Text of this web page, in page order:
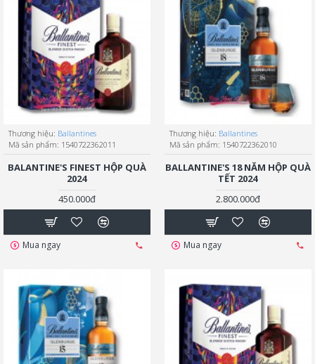
Thương hiệu: Ballantines
Mã sản phẩm: 1540722362011
BALANTINE'S FINEST HỘP QUÀ
2024
450.000đ
Mua ngay
Thương hiệu: Ballantines
Mã sản phẩm: 1540722362010
BALLANTINE'S 18 NĂM HỘP QUÀ
TẾT 2024
2.800.000đ
Mua ngay